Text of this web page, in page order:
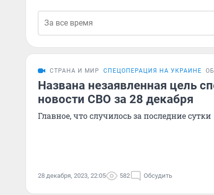
СТРАНА И МИР СПЕЦОПЕРАЦИЯ НА УКРАИНЕ
Названа незаявленная цель
новости СВО за 28 декабря
Главное, что случилось за последние сутки
28 декабря, 2023, 22:05 582 Обсудить